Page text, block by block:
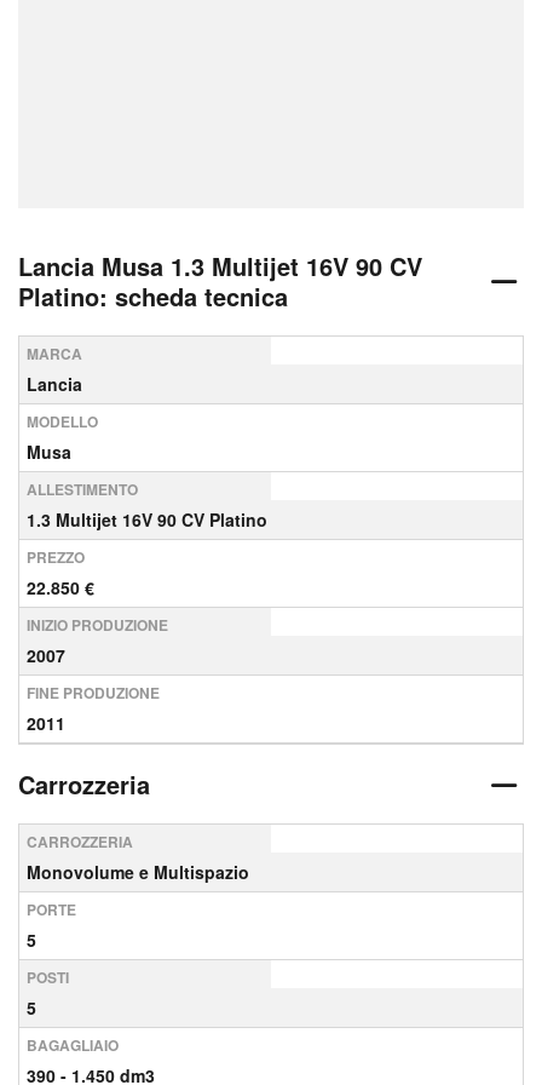
Lancia Musa 1.3 Multijet 16V 90 CV
Platino: scheda tecnica
MARCA
Lancia
MODELLO
Musa
ALLESTIMENTO
1.3 Multijet 16V 90 CV Platino
PREZZO
22.850 €
INIZIO PRODUZIONE
2007
FINE PRODUZIONE
2011
Carrozzeria
CARROZZERIA
Monovolume e Multispazio
PORTE
5
POSTI
5
BAGAGLIAIO
390 - 1.450 dm3